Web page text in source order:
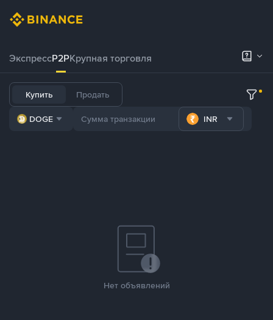
ЭкспрессP2PКрупная торговля
Купить Продать
DOGE INR
Нет объявлений